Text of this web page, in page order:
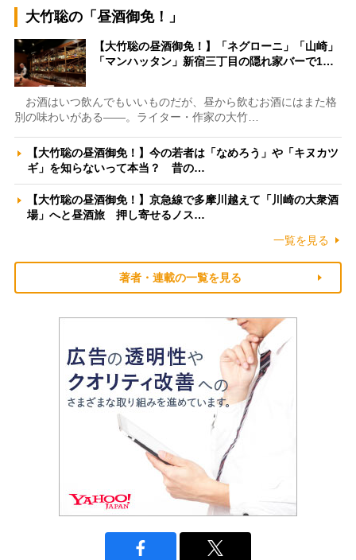
大竹聡の「昼酒御免！」
【大竹聡の昼酒御免！】「ネグローニ」「山崎」
「マンハッタン」新宿三丁目の隠れ家バーで1…
お酒はいつ飲んでもいいものだが、昼から飲むお酒にはまた格
別の味わいがある――。ライター・作家の大竹…
【大竹聡の昼酒御免！】今の若者は「なめろう」や「キヌカツ
ギ」を知らないって本当？ 昔の…
【大竹聡の昼酒御免！】京急線で多摩川越えて「川崎の大衆酒
場」へと昼酒旅 押し寄せるノス…
一覧を見る
著者・連載の一覧を見る